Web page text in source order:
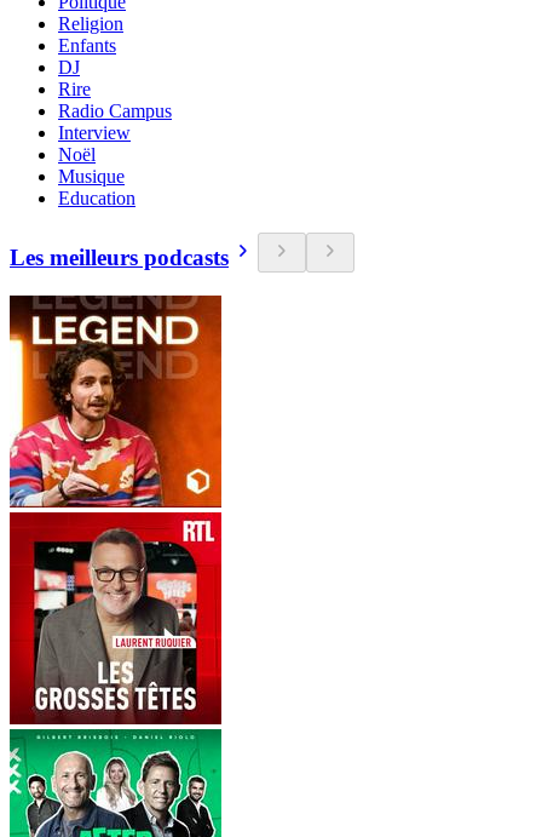
Religion
Enfants
DJ
Rire
Radio Campus
Interview
Noël
Musique
Education
Les meilleurs podcasts